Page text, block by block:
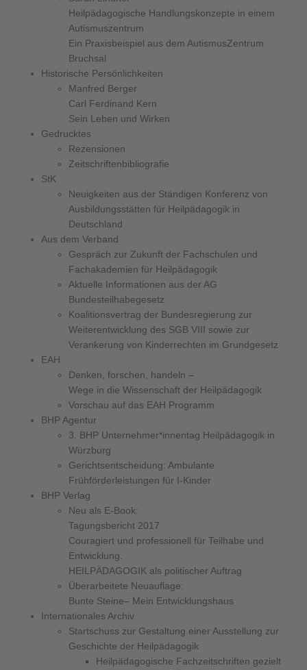
Heilpädagogische Handlungskonzepte in einem
Autismuszentrum
Ein Praxisbeispiel aus dem AutismusZentrum
Bruchsal
Historische Persönlichkeiten
Manfred Berger
Carl Ferdinand Kern
Sein Leben und Wirken
Gedrucktes
Rezensionen
Zeitschriftenbibliografie
StK
Neuigkeiten aus der Ständigen Konferenz von
Ausbildungsstätten für Heilpädagogik in
Deutschland
Aus dem Verband
Gespräch zur Zukunft der Fachschulen und
Fachakademien für Heilpädagogik
Aktuelle Informationen aus der AG
Bundesteilhabegesetz
Koalitionsvertrag der Bundesregierung zur
Weiterentwicklung des SGB VIII sowie zur
Verankerung von Kinderrechten im Grundgesetz
EAH
Denken, forschen, handeln –
Wege in die Wissenschaft der Heilpädagogik
Vorschau auf das EAH Programm
BHP Agentur
3. BHP Unternehmer*innentag Heilpädagogik in
Würzburg
Gerichtsentscheidung: Ambulante
Frühförderleistungen für I-Kinder
BHP Verlag
Neu als E-Book:
Tagungsbericht 2017
Couragiert und professionell für Teilhabe und
Entwicklung.
HEILPÄDAGOGIK als politischer Auftrag
Überarbeitete Neuauflage:
Bunte Steine– Mein Entwicklungshaus
Internationales Archiv
Startschuss zur Gestaltung einer Ausstellung zur
Geschichte der Heilpädagogik
Heilpädagogische Fachzeitschriften gezielt